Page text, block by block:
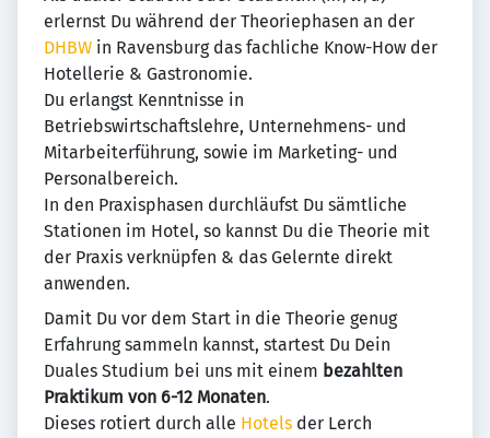
erlernst Du während der Theoriephasen an der
DHBW in Ravensburg das fachliche Know-How der
Hotellerie & Gastronomie.
Du erlangst Kenntnisse in
Betriebswirtschaftslehre, Unternehmens- und
Mitarbeiterführung, sowie im Marketing- und
Personalbereich.
In den Praxisphasen durchläufst Du sämtliche
Stationen im Hotel, so kannst Du die Theorie mit
der Praxis verknüpfen & das Gelernte direkt
anwenden.
Damit Du vor dem Start in die Theorie genug
Erfahrung sammeln kannst, startest Du Dein
Duales Studium bei uns mit einem bezahlten
Praktikum von 6-12 Monaten.
Dieses rotiert durch alle Hotels der Lerch